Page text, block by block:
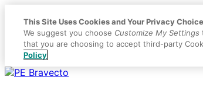
Placeholder
Anchor
Skip
Skip
This Site Uses Cookies and Your Privacy
We suggest you choose Customize My Settings
that you are choosing to accept third-party
Policy